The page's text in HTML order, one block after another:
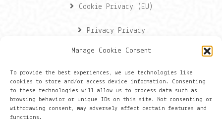
Manage Cookie Consent
To provide the best experiences, we use technologies like
cookies to store and/or access device information. Consenting
to these technologies will allow us to process data such as
browsing behavior or unique IDs on this site. Not consenting or
withdrawing consent, may adversely affect certain features and
functions.
Cookie Privacy (EU)
Privacy Privacy
Onze gegevens